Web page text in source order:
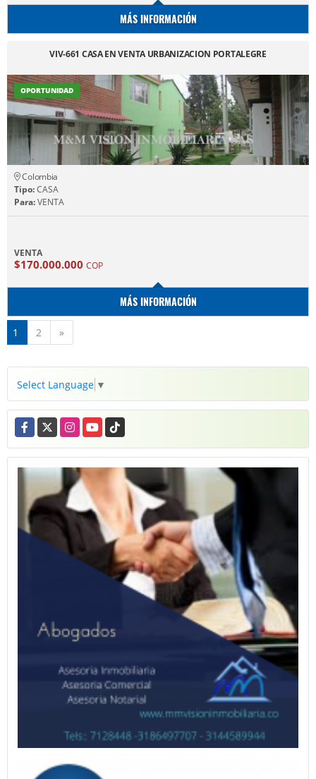
MÁS INFORMACIÓN
VIV-661 CASA EN VENTA URBANIZACION PORTALEGRE
OPORTUNIDAD
Colombia
Tipo:CASA
Para:VENTA
VENTA
$170.000.000 COP
MÁS INFORMACIÓN
1 2 »
Select Language ▼
Facebook
X InstagramYouTubeTikTok